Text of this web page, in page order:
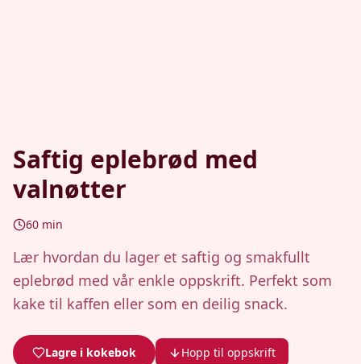
Saftig eplebrød med
valnøtter
60 min
Lær hvordan du lager et saftig og smakfullt
eplebrød med vår enkle oppskrift. Perfekt som
kake til kaffen eller som en deilig snack.
Lagre i kokebok Hopp til oppskrift